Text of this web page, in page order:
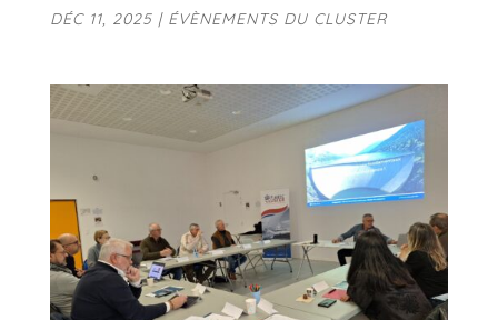
DÉC 11, 2025| ÉVÈNEMENTS DU CLUSTER